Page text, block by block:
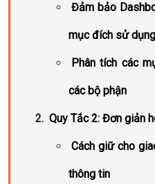
Đảm bảo
mục đích sử
Phân tích các
các bộ phận
Quy Tắc 2: Đơn giản
Cách giữ cho
thông tin